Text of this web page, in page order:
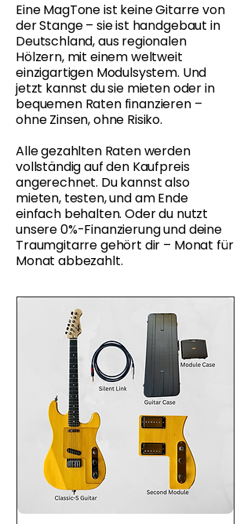
Eine MagTone ist keine Gitarre von
der Stange – sie ist handgebaut in
Deutschland, aus regionalen
Hölzern, mit einem weltweit
einzigartigen Modulsystem. Und
jetzt kannst du sie mieten oder in
bequemen Raten finanzieren –
ohne Zinsen, ohne Risiko.
Alle gezahlten Raten werden
vollständig auf den Kaufpreis
angerechnet. Du kannst also
mieten, testen, und am Ende
einfach behalten. Oder du nutzt
unsere 0%-Finanzierung und deine
Traumgitarre gehört dir – Monat für
Monat abbezahlt.